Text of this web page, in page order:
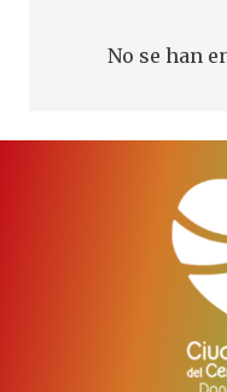
No se han